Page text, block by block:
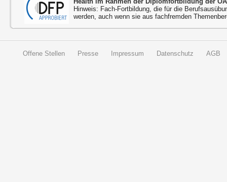
Hinweis: Fach-Fortbildung, die für die
werden, auch wenn sie aus fachfremden
Offene Stellen Presse Impressum Datenschutz AGB